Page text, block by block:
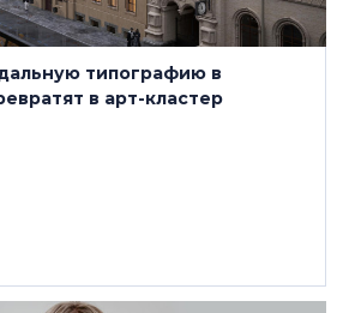
типографию в
в арт-кластер